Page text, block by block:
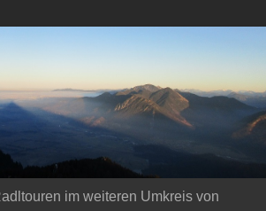
im weiteren Umkreis von